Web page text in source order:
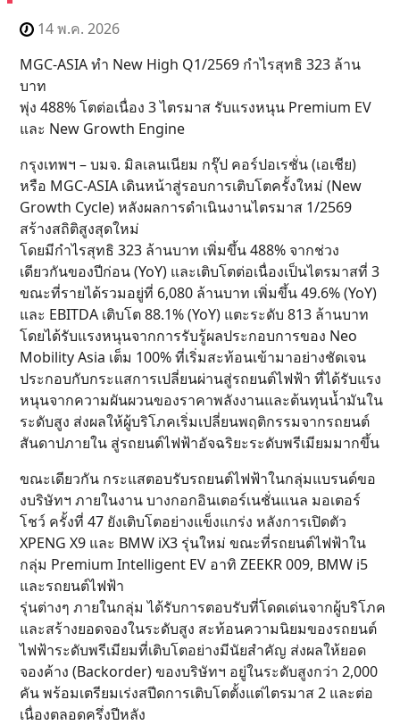
14 พ.ค. 2026
MGC-ASIA ทำ New High Q1/2569 กำไรสุทธิ 323 ล้าน
บาท
พุ่ง 488% โตต่อเนื่อง 3 ไตรมาส รับแรงหนุน Premium EV
และ New Growth Engine
กรุงเทพฯ – บมจ. มิลเลนเนียม กรุ๊ป คอร์ปอเรชั่น (เอเชีย)
หรือ MGC-ASIA เดินหน้าสู่รอบการเติบโตครั้งใหม่ (New
Growth Cycle) หลังผลการดำเนินงานไตรมาส 1/2569
สร้างสถิติสูงสุดใหม่
โดยมีกำไรสุทธิ 323 ล้านบาท เพิ่มขึ้น 488% จากช่วง
เดียวกันของปีก่อน (YoY) และเติบโตต่อเนื่องเป็นไตรมาสที่ 3
ขณะที่รายได้รวมอยู่ที่ 6,080 ล้านบาท เพิ่มขึ้น 49.6% (YoY)
และ EBITDA เติบโต 88.1% (YoY) แตะระดับ 813 ล้านบาท
โดยได้รับแรงหนุนจากการรับรู้ผลประกอบการของ Neo
Mobility Asia เต็ม 100% ที่เริ่มสะท้อนเข้ามาอย่างชัดเจน
ประกอบกับกระแสการเปลี่ยนผ่านสู่รถยนต์ไฟฟ้า ที่ได้รับแรง
หนุนจากความผันผวนของราคาพลังงานและต้นทุนน้ำมันใน
ระดับสูง ส่งผลให้ผู้บริโภคเริ่มเปลี่ยนพฤติกรรมจากรถยนต์
สันดาปภายใน สู่รถยนต์ไฟฟ้าอัจฉริยะระดับพรีเมียมมากขึ้น
ขณะเดียวกัน กระแสตอบรับรถยนต์ไฟฟ้าในกลุ่มแบรนด์ขอ
งบริษัทฯ ภายในงาน บางกอกอินเตอร์เนชั่นแนล มอเตอร์
โชว์ ครั้งที่ 47 ยังเติบโตอย่างแข็งแกร่ง หลังการเปิดตัว
XPENG X9 และ BMW iX3 รุ่นใหม่ ขณะที่รถยนต์ไฟฟ้าใน
กลุ่ม Premium Intelligent EV อาทิ ZEEKR 009, BMW i5
และรถยนต์ไฟฟ้า
รุ่นต่างๆ ภายในกลุ่ม ได้รับการตอบรับที่โดดเด่นจากผู้บริโภค
และสร้างยอดจองในระดับสูง สะท้อนความนิยมของรถยนต์
ไฟฟ้าระดับพรีเมียมที่เติบโตอย่างมีนัยสำคัญ ส่งผลให้ยอด
จองค้าง (Backorder) ของบริษัทฯ อยู่ในระดับสูงกว่า 2,000
คัน พร้อมเตรียมเร่งสปีดการเติบโตตั้งแต่ไตรมาส 2 และต่อ
เนื่องตลอดครึ่งปีหลัง